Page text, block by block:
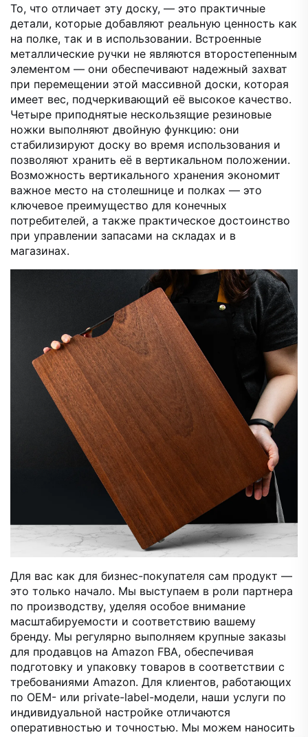
То, что отличает эту доску, — это практичные
детали, которые добавляют реальную ценность как
на полке, так и в использовании. Встроенные
металлические ручки не являются второстепенным
элементом — они обеспечивают надежный захват
при перемещении этой массивной доски, которая
имеет вес, подчеркивающий её высокое качество.
Четыре приподнятые нескользящие резиновые
ножки выполняют двойную функцию: они
стабилизируют доску во время использования и
позволяют хранить её в вертикальном положении.
Возможность вертикального хранения экономит
важное место на столешнице и полках — это
ключевое преимущество для конечных
потребителей, а также практическое достоинство
при управлении запасами на складах и в
магазинах.
Для вас как для бизнес-покупателя сам продукт —
это только начало. Мы выступаем в роли партнера
по производству, уделяя особое внимание
масштабируемости и соответствию вашему
бренду. Мы регулярно выполняем крупные заказы
для продавцов на Amazon FBA, обеспечивая
подготовку и упаковку товаров в соответствии с
требованиями Amazon. Для клиентов, работающих
по OEM- или private-label-модели, наши услуги по
индивидуальной настройке отличаются
оперативностью и точностью. Мы можем наносить